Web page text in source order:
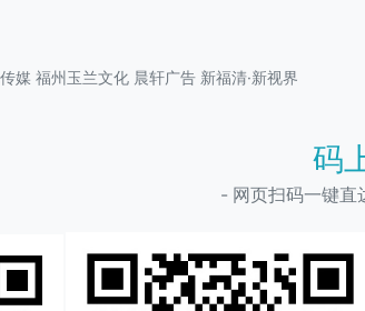
媒 福州玉兰文化 晨轩广告 新福清·新视界
码
- 网页扫码一键直